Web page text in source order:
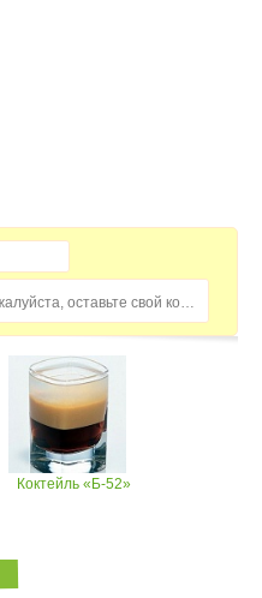
Домохозяйка, пожалуйста, оставьте свой комментарий...
Коктейль «Б-52»